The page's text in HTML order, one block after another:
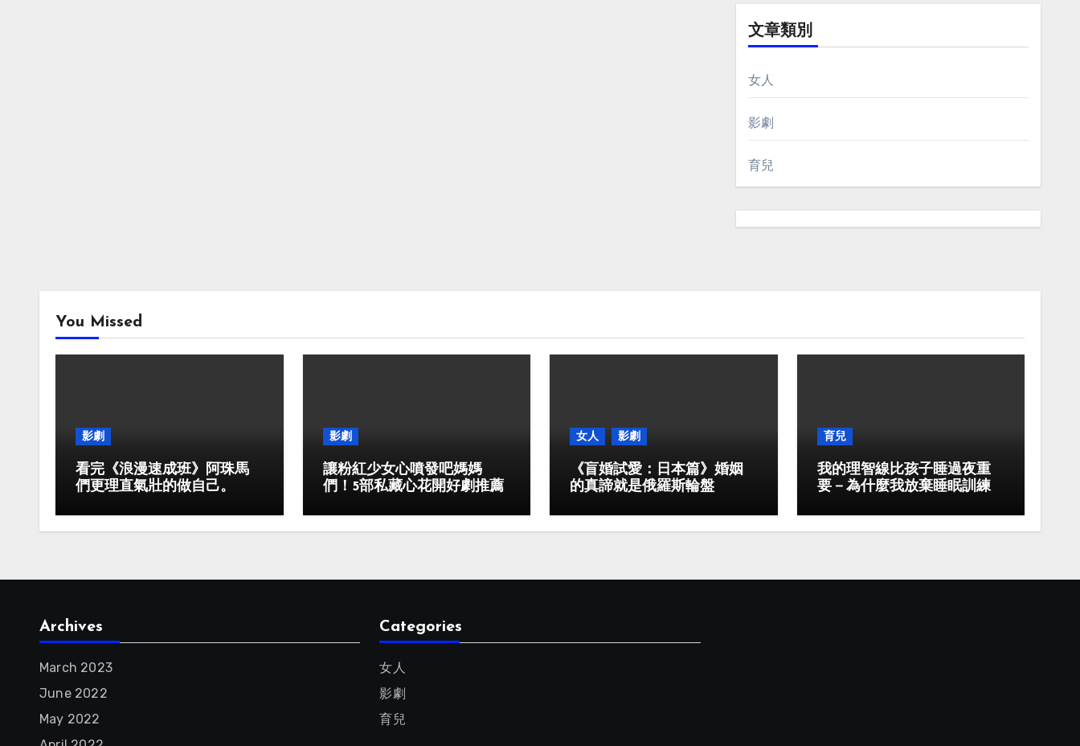
文章類別
女人
影劇
育兒
You Missed
影劇
看完《浪漫速成班》阿珠馬
們更理直氣壯的做自己。
影劇
讓粉紅少女心噴發吧媽媽
們！5部私藏心花開好劇推薦
女人 影劇
《盲婚試愛：日本篇》婚姻
的真諦就是俄羅斯輪盤
育兒
我的理智線比孩子睡過夜重
要－為什麼我放棄睡眠訓練
Archives
March 2023
June 2022
May 2022
Categories
女人
影劇
育兒